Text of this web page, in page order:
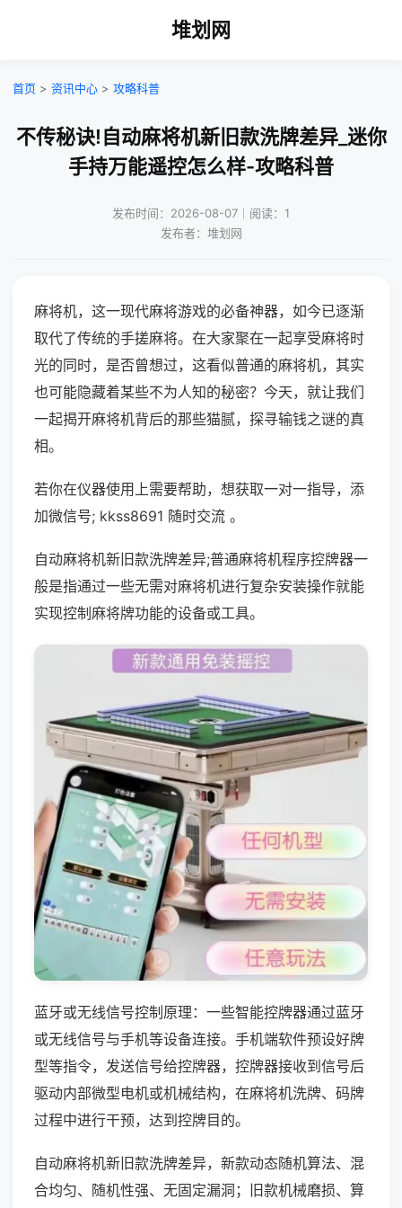
堆划网
首页 > 资讯中心 > 攻略科普
不传秘诀!自动麻将机新旧款洗牌差异_迷你
手持万能遥控怎么样-攻略科普
发布时间：2026-08-07｜阅读：1
发布者：堆划网
麻将机，这一现代麻将游戏的必备神器，如今已逐渐
取代了传统的手搓麻将。在大家聚在一起享受麻将时
光的同时，是否曾想过，这看似普通的麻将机，其实
也可能隐藏着某些不为人知的秘密？今天，就让我们
一起揭开麻将机背后的那些猫腻，探寻输钱之谜的真
相。
若你在仪器使用上需要帮助，想获取一对一指导，添
加微信号; kkss8691 随时交流 。
自动麻将机新旧款洗牌差异;普通麻将机程序控牌器一
般是指通过一些无需对麻将机进行复杂安装操作就能
实现控制麻将牌功能的设备或工具。
蓝牙或无线信号控制原理：一些智能控牌器通过蓝牙
或无线信号与手机等设备连接。手机端软件预设好牌
型等指令，发送信号给控牌器，控牌器接收到信号后
驱动内部微型电机或机械结构，在麻将机洗牌、码牌
过程中进行干预，达到控牌目的。
自动麻将机新旧款洗牌差异，新款动态随机算法、混
合均匀、随机性强、无固定漏洞；旧款机械磨损、算